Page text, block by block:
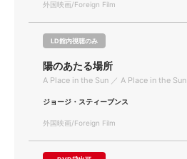
外国映画/Foreign Film
LD館内視聴のみ
陽のあたる場所
A Place in the Sun ／ A Place in the Sun
ジョージ・スティーブンス
外国映画/Foreign Film